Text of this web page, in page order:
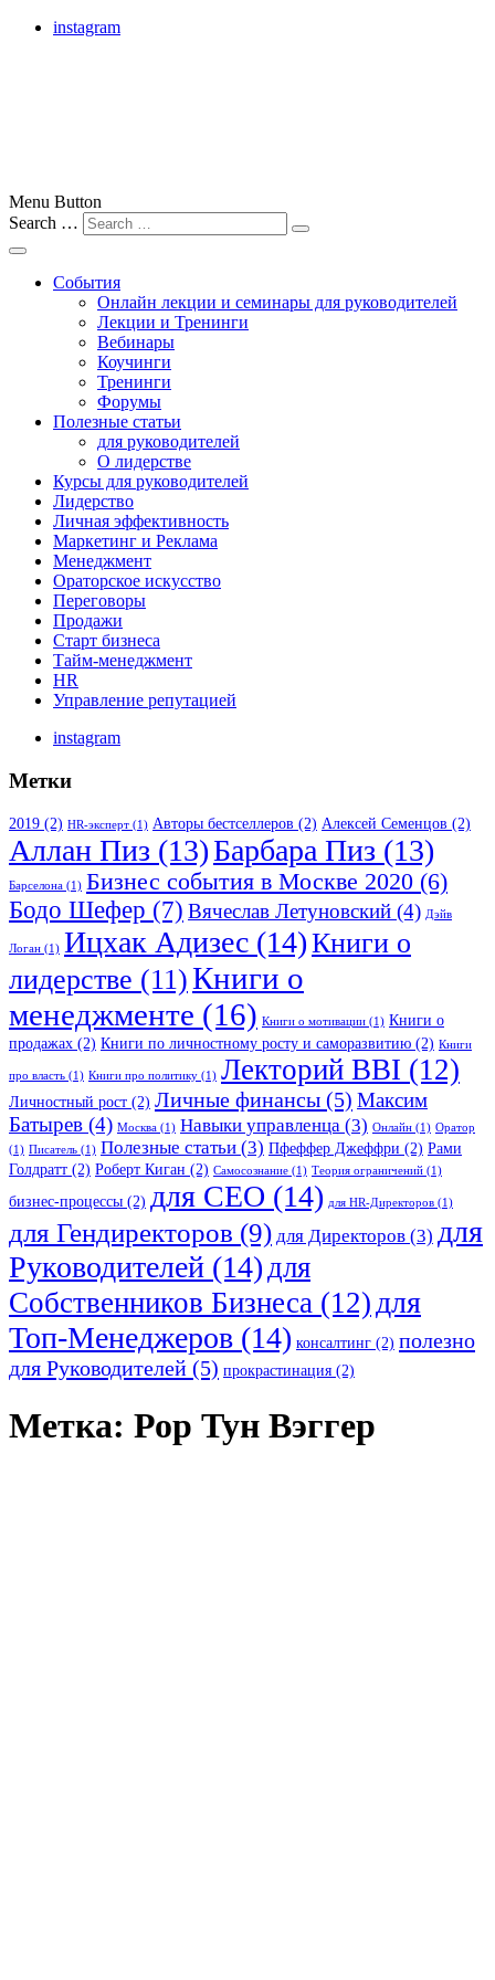
instagram
Бизнес-тренер
лучшие бизнес-тренеры Москвы, России и всего мира
Menu Button
Search …
События
Онлайн лекции и семинары для руководителей
Лекции и Тренинги
Вебинары
Коучинги
Тренинги
Форумы
Полезные статьи
для руководителей
О лидерстве
Курсы для руководителей
Лидерство
Личная эффективность
Маркетинг и Реклама
Менеджмент
Ораторское искусство
Переговоры
Продажи
Старт бизнеса
Тайм-менеджмент
HR
Управление репутацией
instagram
Метки
2019 (2) HR-эксперт (1) Авторы бестселлеров (2) Алексей Семенцов (2)
Аллан Пиз (13)Барбара Пиз (13)
Барселона (1) Бизнес события в Москве 2020 (6)
Бодо Шефер (7) Вячеслав Летуновский (4) Дэйв
Логан (1) Ицхак Адизес (14)Книги о
лидерстве (11)Книги о
менеджменте (16) Книги о мотивации (1) Книги о
продажах (2) Книги по личностному росту и саморазвитию (2) Книги
про власть (1) Книги про политику (1) Лекторий BBI (12)
Личностный рост (2) Личные финансы (5) Максим
Батырев (4) Москва (1) Навыки управленца (3) Онлайн (1) Оратор
(1) Писатель (1) Полезные статьи (3) Пфеффер Джеффри (2) Рами
Голдратт (2) Роберт Киган (2) Самосознание (1) Теория ограничений (1)
бизнес-процессы (2) для CEO (14) для HR-Директоров (1)
для Гендиректоров (9) для Директоров (3) для
Руководителей (14)для
Собственников Бизнеса (12)для
Топ-Менеджеров (14) консалтинг (2) полезно
для Руководителей (5) прокрастинация (2)
Метка: Рор Тун Вэггер